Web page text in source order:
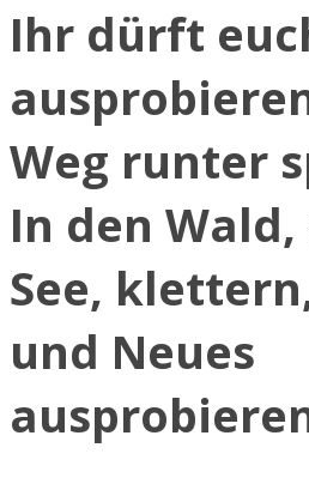
Ihr dürft
Weg runter
In den
See,
und Neues